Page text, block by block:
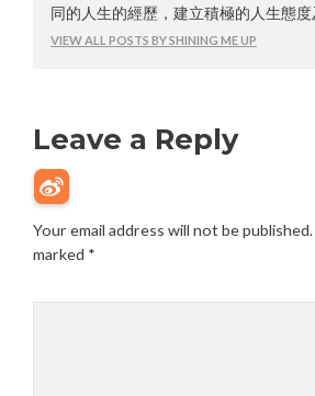
同的人生的經歷，建立積極的人生態度
VIEW ALL POSTS BY SHINING ME UP
Leave a Reply
Your email address will not be published.
marked *